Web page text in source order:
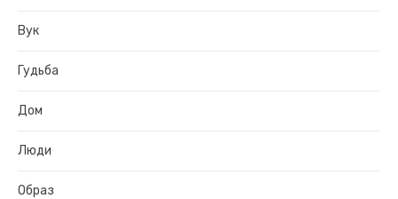
Вук
Гудьба
Дом
Люди
Образ